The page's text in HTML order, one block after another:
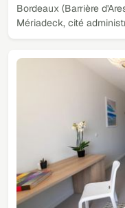
Bordeaux (Barrière
Mériadeck, cité